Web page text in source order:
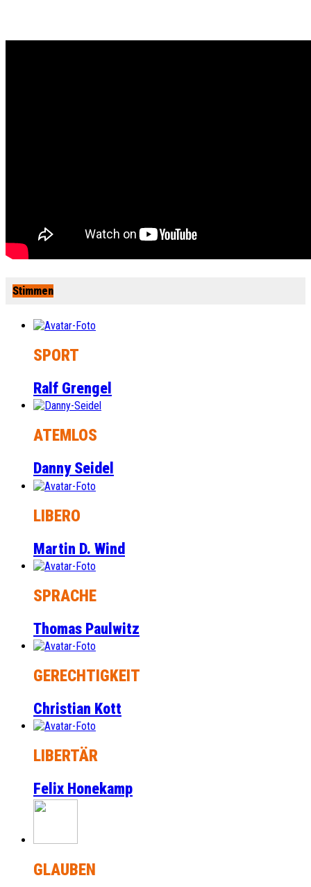
Stimmen
SPORT
Ralf Grengel
ATEMLOS
Danny Seidel
LIBERO
Martin D. Wind
SPRACHE
Thomas Paulwitz
GERECHTIGKEIT
Christian Kott
LIBERTÄR
Felix Honekamp
GLAUBEN